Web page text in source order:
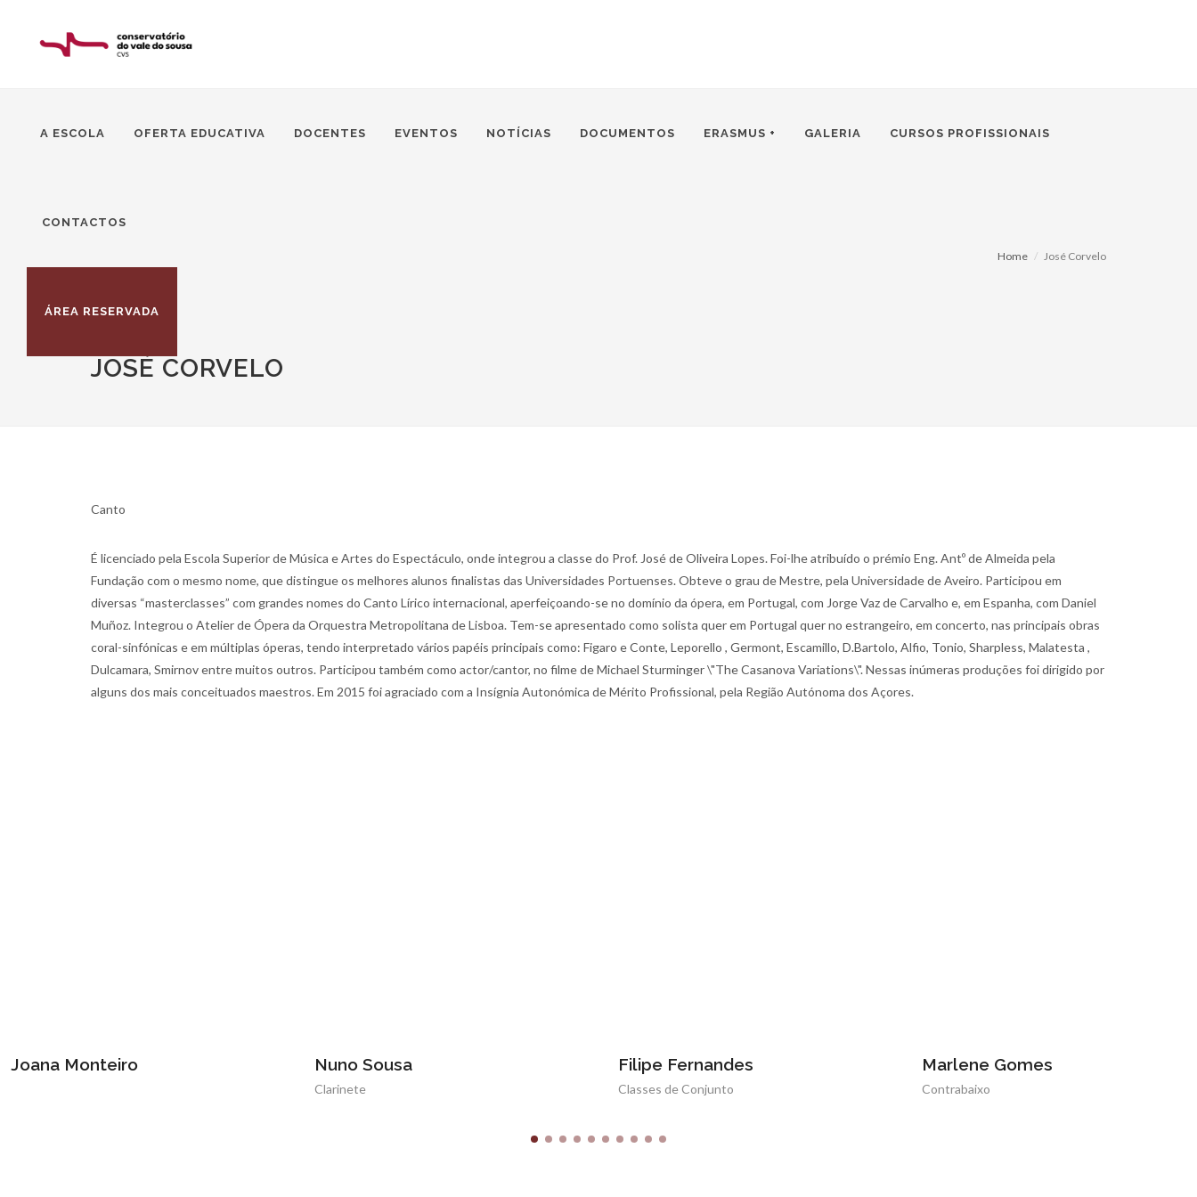
A ESCOLA OFERTA EDUCATIVA DOCENTES EVENTOS NOTÍCIAS DOCUMENTOS ERASMUS + GALERIA CURSOS PROFISSIONAIS
CONTACTOS
ÁREA RESERVADA
JOSÉ CORVELO
Home José Corvelo
Canto
É licenciado pela Escola Superior de Música e Artes do Espectáculo, onde integrou a classe do Prof. José de Oliveira Lopes. Foi-lhe atribuído o prémio Eng. Antº de Almeida pela
Fundação com o mesmo nome, que distingue os melhores alunos finalistas das Universidades Portuenses. Obteve o grau de Mestre, pela Universidade de Aveiro. Participou em
diversas “masterclasses” com grandes nomes do Canto Lírico internacional, aperfeiçoando-se no domínio da ópera, em Portugal, com Jorge Vaz de Carvalho e, em Espanha, com Daniel
Muñoz. Integrou o Atelier de Ópera da Orquestra Metropolitana de Lisboa. Tem-se apresentado como solista quer em Portugal quer no estrangeiro, em concerto, nas principais obras
coral-sinfónicas e em múltiplas óperas, tendo interpretado vários papéis principais como: Figaro e Conte, Leporello , Germont, Escamillo, D.Bartolo, Alfio, Tonio, Sharpless, Malatesta ,
Dulcamara, Smirnov entre muitos outros. Participou também como actor/cantor, no filme de Michael Sturminger \"The Casanova Variations\". Nessas inúmeras produções foi dirigido por
alguns dos mais conceituados maestros. Em 2015 foi agraciado com a Insígnia Autonómica de Mérito Profissional, pela Região Autónoma dos Açores.
Joana Monteiro Nuno Sousa
Clarinete
Filipe Fernandes
Classes de Conjunto
Marlene Gomes
Contrabaixo